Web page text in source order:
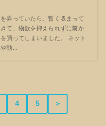
弄っていたら、暫く収まって
て、物欲を抑えられずに前か
買ってしまいました。 ネット
動...
4 5 ＞